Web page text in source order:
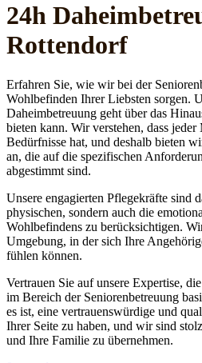
24h
Rottendorf
Erfahren Sie, wie wir bei der
Wohlbefinden Ihrer Liebsten sorgen.
Daheimbetreuung geht über das
bieten kann. Wir verstehen, dass
Bedürfnisse hat, und deshalb bieten
an, die auf die spezifischen
abgestimmt sind.
Unsere engagierten Pflegekräfte sind
physischen, sondern auch die
Wohlbefindens zu berücksichtigen.
Umgebung, in der sich Ihre
fühlen können.
Vertrauen Sie auf unsere Expertise,
im Bereich der Seniorenbetreuung
es ist, eine vertrauenswürdige und
Ihrer Seite zu haben, und wir sind
und Ihre Familie zu übernehmen.